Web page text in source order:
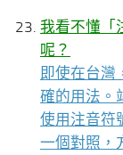
我看不懂「
呢？
即使在台灣
確的用法。
使用注音符
一個對照，